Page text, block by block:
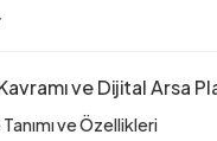
ve Dijital Arsa
ve Özellikleri